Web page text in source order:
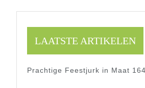
LAATSTE ARTIKELEN
Prachtige Feestjurk in Maat